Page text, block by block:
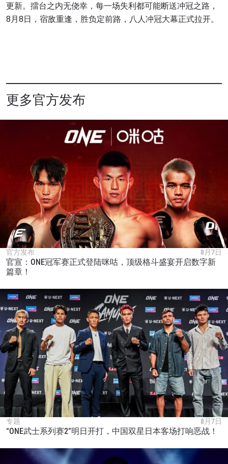
更新。擂台之内无侥幸，每一场失利都可能断送冲冠之路，
8月8日，宿敌重逢，胜负定前路，八人冲冠大幕正式拉开。
更多官方发布
官方发布 8月7日
官宣：ONE冠军赛正式登陆咪咕，顶级格斗盛宴开启数字新
篇章！
专题 8月7日
“ONE武士系列赛2”明日开打，中国双星日本客场打响恶战！
对手
赛事
查看集锦
浏览了解更多
在任何地域观看ONE冠军赛，现在注册获得权限了
场次的最佳座位！
邮箱
名字
订阅
提交此表格签署弹出免责声明，即表示您同意我们
的隐私政策，我们将收集、使用和披露您的信息。
您可以随时取消订阅这些信息。